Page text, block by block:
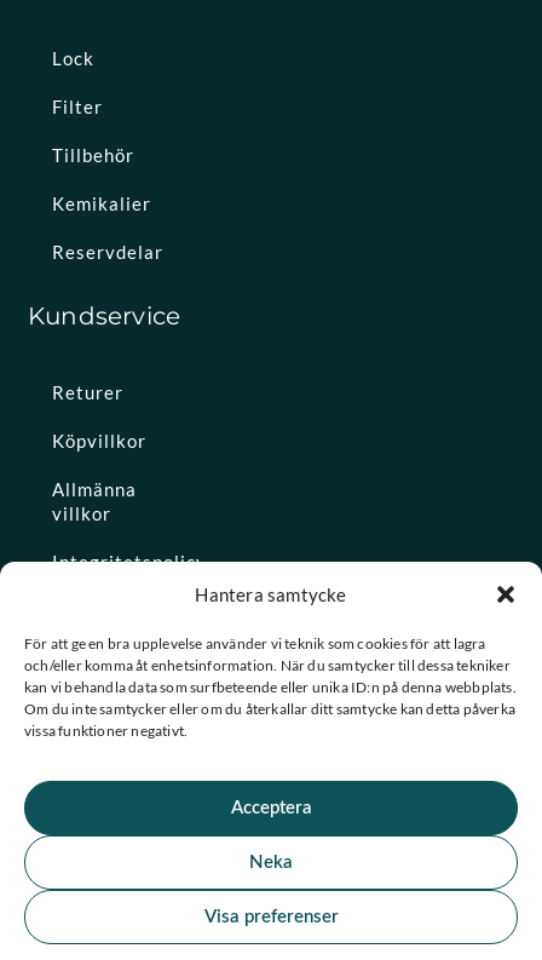
Hantera samtycke
För att ge en bra upplevelse använder vi teknik som cookies för att lagra
och/eller komma åt enhetsinformation. När du samtycker till dessa tekniker
kan vi behandla data som surfbeteende eller unika ID:n på denna webbplats.
Om du inte samtycker eller om du återkallar ditt samtycke kan detta påverka
vissa funktioner negativt.
Acceptera
Neka
Visa preferenser
Lock
Filter
Tillbehör
Kemikalier
Reservdelar
Kundservice
Returer
Köpvillkor
Allmänna
villkor
Integritetspolicy
Konto
★ Trustpilot
Se alla våra omdömen